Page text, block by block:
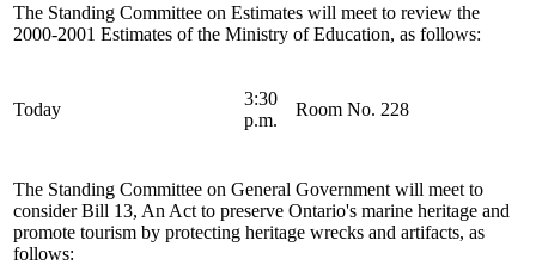
The Standing Committee on Estimates will meet to review the
2000-2001 Estimates of the Ministry of Education, as follows:
Today
3:30
p.m.
Room No. 228
The Standing Committee on General Government will meet to
consider Bill 13, An Act to preserve Ontario's marine heritage and
promote tourism by protecting heritage wrecks and artifacts, as
follows: